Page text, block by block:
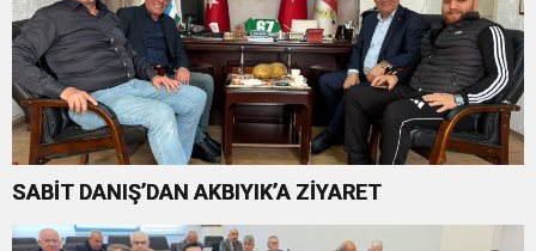
SABİT DANIŞ’DAN AKBIYIK’A ZİYARET